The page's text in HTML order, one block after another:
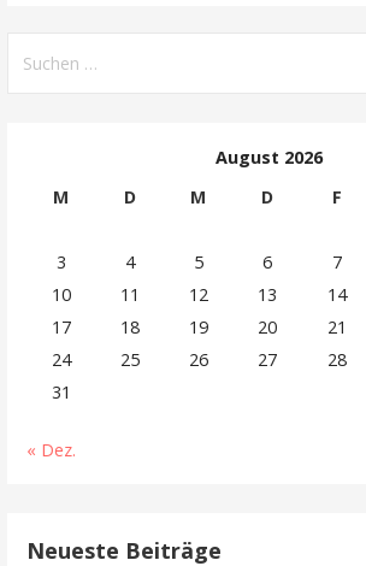
nach:
August 2026
M
D M D F
3
4 5 6 7
10
11 12 13 14
17
18 19 20 21
24
25 26 27 28
31
« Dez.
Neueste Beiträge